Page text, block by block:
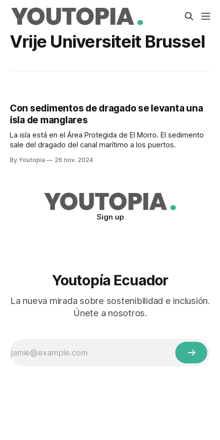
Vrije Universiteit Brussel
Con sedimentos de dragado se levanta una
isla de manglares
La isla está en el Área Protegida de El Morro. El sedimento
sale del dragado del canal marítimo a los puertos.
By Youtopia 26 nov. 2024
Sign up
Youtopía Ecuador
La nueva mirada sobre sostenibilidad e inclusión.
Únete a nosotros.